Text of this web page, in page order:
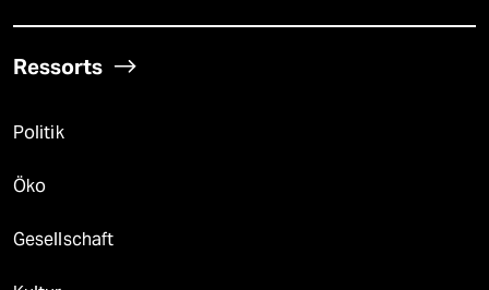
Ressorts
Politik
Öko
Gesellschaft